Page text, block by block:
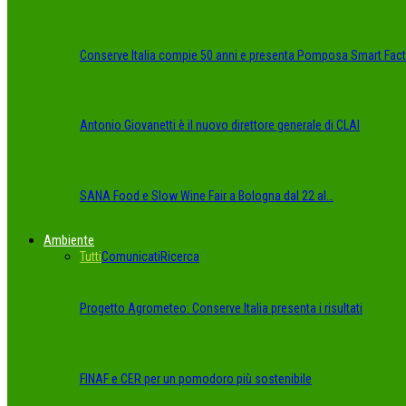
Conserve Italia compie 50 anni e presenta Pomposa Smart
Antonio Giovanetti è il nuovo direttore generale di CLAI
SANA Food e Slow Wine Fair a Bologna dal 22 al…
Ambiente
TuttiComunicatiRicerca
Progetto Agrometeo: Conserve Italia presenta i risultati
FINAF e CER per un pomodoro più sostenibile